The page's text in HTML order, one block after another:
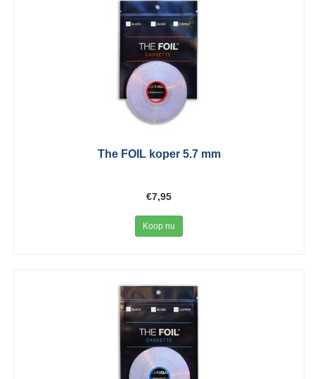
The FOIL koper 5.7 mm
€7,95
Koop nu